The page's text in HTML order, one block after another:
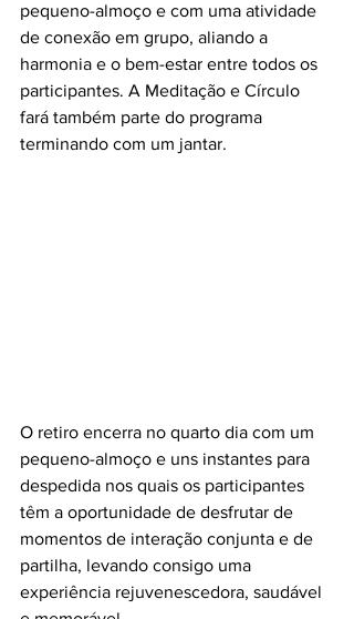
pequeno-almoço e com uma atividade
de conexão em grupo, aliando a
harmonia e o bem-estar entre todos os
participantes. A Meditação e Círculo
fará também parte do programa
terminando com um jantar.
O retiro encerra no quarto dia com um
pequeno-almoço e uns instantes para
despedida nos quais os participantes
têm a oportunidade de desfrutar de
momentos de interação conjunta e de
partilha, levando consigo uma
experiência rejuvenescedora, saudável